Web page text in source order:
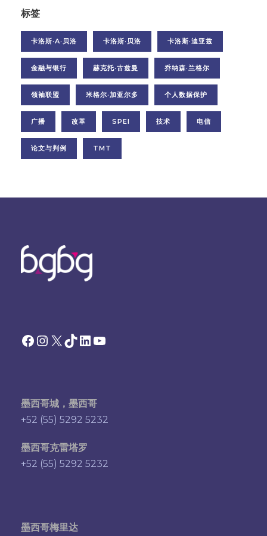
标签
卡洛斯·A·贝洛 卡洛斯·贝洛 卡洛斯·迪亚兹
金融与银行 赫克托·古兹曼 乔纳森·兰格尔
领袖联盟 米格尔·加亚尔多 个人数据保护
广播 改革 SPEI 技术 电信
论文与判例 TMT
Facebook Instagram X TikTok 领英YouTube
墨西哥城，墨西哥
+52 (55) 5292 5232
墨西哥克雷塔罗
+52 (55) 5292 5232
墨西哥梅里达